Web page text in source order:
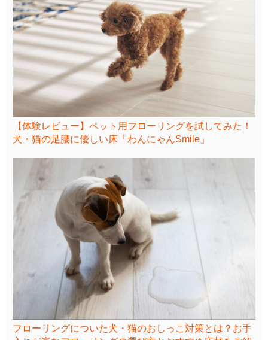
【体験レビュー】ペット用フローリングを試してみた！
犬・猫の足腰に優しい床「わんにゃんSmile」
フローリングについた犬・猫のおしっこ対策とは？お手